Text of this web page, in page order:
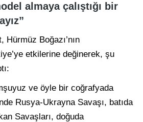
almaya çalıştığı bir
Hürmüz Boğazı’nın
etkilerine değinerek, şu
ve öyle bir coğrafyada
Rusya-Ukrayna Savaşı, batıda
Savaşları, doğuda